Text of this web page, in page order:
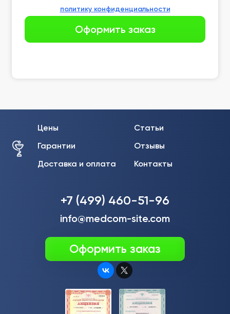
политику конфиденциальности
Цены
Гарантии
Доставка и оплата
Статьи
Отзывы
Контакты
+7 (499) 460-51-96
info@medcom-site.com
Оформить заказ